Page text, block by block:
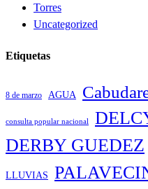
Torres
Uncategorized
Etiquetas
8 de marzo AGUA
consulta popular nacional
DERBY GUEDEZ
LLUVIAS